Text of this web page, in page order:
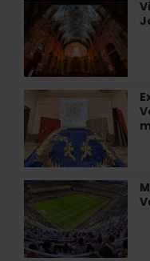
secret
millor
guardat
terra
prop
de…
Vine
l’Església
dels
Sants
Joans
a
València
Exposició
sobre
la
seda
a
València:
l'art
i
la
tradició
Mestalla
Forever
Tour:
viu
el